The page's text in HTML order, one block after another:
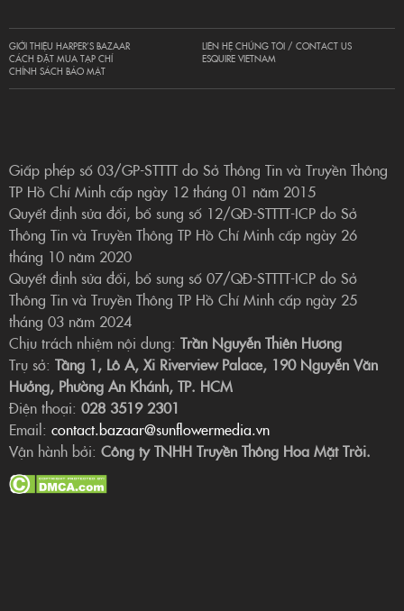
GIỚI THIỆU HARPER’S BAZAAR
CÁCH ĐẶT MUA TẠP CHÍ
CHÍNH SÁCH BẢO MẬT
LIÊN HỆ CHÚNG TÔI / CONTACT US
ESQUIRE VIETNAM
Giấp phép số 03/GP-STTTT do Sở Thông Tin và Truyền Thông
TP Hồ Chí Minh cấp ngày 12 tháng 01 năm 2015
Quyết định sửa đổi, bổ sung số 12/QĐ-STTTT-ICP do Sở
Thông Tin và Truyền Thông TP Hồ Chí Minh cấp ngày 26
tháng 10 năm 2020
Quyết định sửa đổi, bổ sung số 07/QĐ-STTTT-ICP do Sở
Thông Tin và Truyền Thông TP Hồ Chí Minh cấp ngày 25
tháng 03 năm 2024
Chịu trách nhiệm nội dung: Trần Nguyễn Thiên Hương
Trụ sở: Tầng 1, Lô A, Xi Riverview Palace, 190 Nguyễn Văn
Hưởng, Phường An Khánh, TP. HCM
Điện thoại: 028 3519 2301
Email: contact.bazaar@sunflowermedia.vn
Vận hành bởi: Công ty TNHH Truyền Thông Hoa Mặt Trời.